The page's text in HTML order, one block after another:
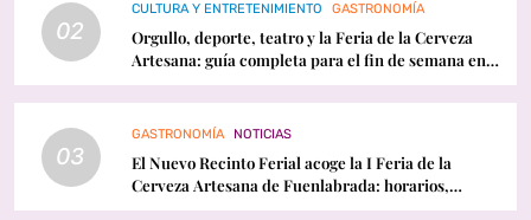
02
CULTURA Y ENTRETENIMIENTO GASTRONOMÍA
Orgullo, deporte, teatro y la Feria de la Cerveza
Artesana: guía completa para el fin de semana en
Fuenlabrada
03
GASTRONOMÍA NOTICIAS
El Nuevo Recinto Ferial acoge la I Feria de la
Cerveza Artesana de Fuenlabrada: horarios,
conciertos y programación